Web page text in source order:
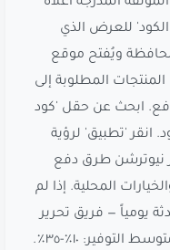
المدرجة أعلاه
للعرض الذي
ويُفتح موقع
المطلوبة إلى
ابحث عن حقل 'كود
انقر 'تطبيق' لرؤية
نيوترشن طرق دفع
المحلية. إذا لم
يومياً — فريق تحرير
١٠٪-٣٥٪.